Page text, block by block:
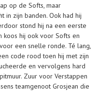
op de Softs, maar
in zijn banden. Ook had hij
stond hij na een eerste
koos hij ook voor Softs en
een snelle ronde. Té lang,
code rood toen hij met zijn
en vervolgens hard
Zuur voor Verstappen
teamgenoot Grosjean die